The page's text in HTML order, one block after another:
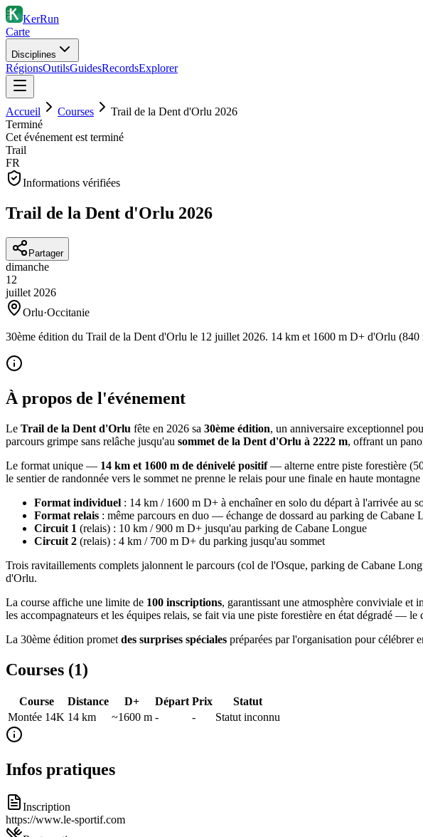
KerRun
Carte
Disciplines
RégionsOutilsGuidesRecordsExplorer
Accueil Courses
Trail de la Dent d'Orlu 2026
Terminé
Cet événement est terminé
Trail
FR
Informations vérifiées
Trail de la Dent d'Orlu 2026
Partager
dimanche
12
juillet 2026
Orlu·Occitanie
30ème édition du Trail de la Dent d'Orlu le 12 juillet 2026. 14 km et 1600 m D+ d'Orlu (840
À propos de l'événement
Le Trail de la Dent d'Orlu fête en 2026 sa 30ème édition, un anniversaire exceptionnel
parcours grimpe sans relâche jusqu'au sommet de la Dent d'Orlu à 2222 m, offrant un
Le format unique — 14 km et 1600 m de dénivelé positif— alterne entre piste forestière
le sentier de randonnée vers le sommet ne prenne le relais pour une finale en haute
Format individuel : 14 km / 1600 m D+ à enchaîner en solo du départ à l'arrivée au
Format relais : même parcours en duo — échange de dossard au parking de
Circuit 1 (relais) : 10 km / 900 m D+ jusqu'au parking de Cabane Longue
Circuit 2 (relais) : 4 km / 700 m D+ du parking jusqu'au sommet
Trois ravitaillements complets jalonnent le parcours (col de l'Osque, parking de Cabane
d'Orlu.
La course affiche une limite de 100 inscriptions, garantissant une atmosphère conviviale et
les accompagnateurs et les équipes relais, se fait via une piste forestière en état dégradé —
La 30ème édition promet des surprises spéciales préparées par l'organisation pour célébrer
Courses (1)
Course Distance D+ Départ Prix
Statut
Montée 14K 14 km ~1600 m - - Statut inconnu
Infos pratiques
Inscription
https://www.le-sportif.com